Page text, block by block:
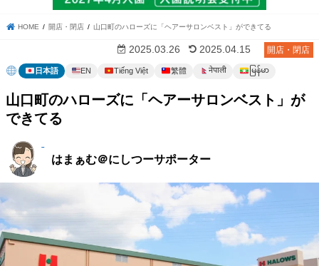
HOME 開店・閉店 山口町のハローズに「ヘアーサロンベスト」ができてる
開店・閉店
2025.03.26 2025.04.15
日本語 EN Tiếng Việt 繁體 नेपाली မြန်မာ
山口町のハローズに「ヘアーサロンベスト」が
できてる
はまぁむ＠にしつーサポーター